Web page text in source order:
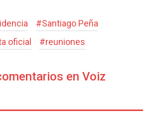
#Santiago Peña
oficial #reuniones
en Voiz